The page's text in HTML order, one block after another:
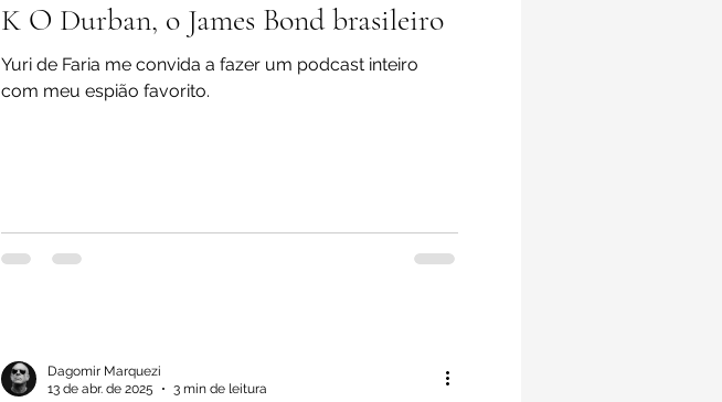
K O Durban, o James Bond brasileiro
Yuri de Faria me convida a fazer um podcast inteiro
com meu espião favorito.
Dagomir Marquezi
13 de abr. de 2025
3 min de leitura